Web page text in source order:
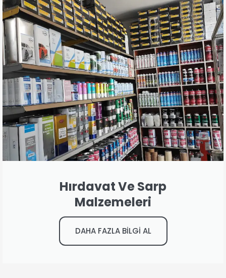
Hırdavat Ve Sarp
Malzemeleri
DAHA FAZLA BİLGİ AL